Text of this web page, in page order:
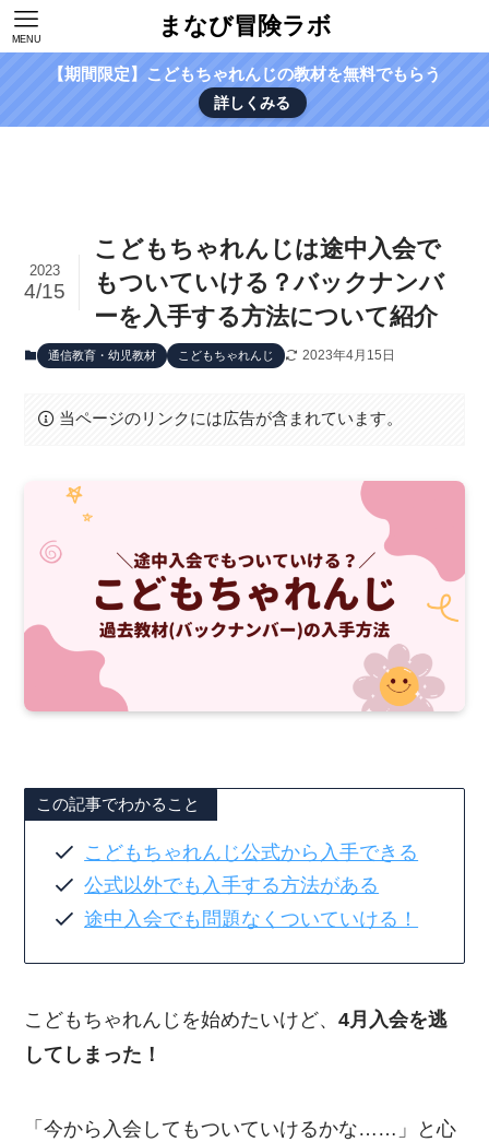
まなび冒険ラボ
MENU
【期間限定】こどもちゃれんじの教材を無料でもらう
詳しくみる
こどもちゃれんじは途中入会で
もついていける？バックナンバ
ーを入手する方法について紹介
2023
4/15
通信教育・幼児教材 こどもちゃれんじ 2023年4月15日
当ページのリンクには広告が含まれています。
この記事でわかること
こどもちゃれんじ公式から入手できる
公式以外でも入手する方法がある
途中入会でも問題なくついていける！
こどもちゃれんじを始めたいけど、4月入会を逃
してしまった！
「今から入会してもついていけるかな……」と心